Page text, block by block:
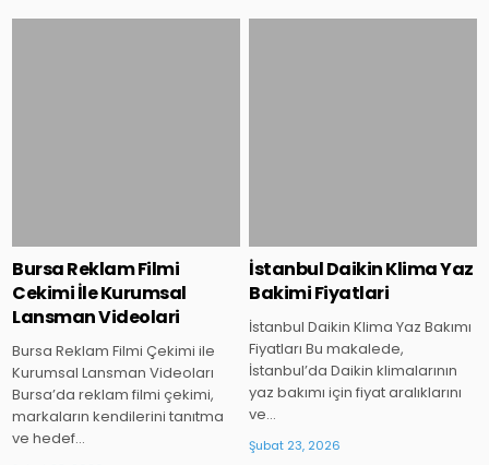
Bursa Reklam Filmi
Cekimi İle Kurumsal
Lansman Videolari
Bursa Reklam Filmi Çekimi ile
Kurumsal Lansman Videoları
Bursa’da reklam filmi çekimi,
markaların kendilerini tanıtma
ve hedef…
İstanbul Daikin Klima Yaz
Bakimi Fiyatlari
İstanbul Daikin Klima Yaz Bakımı
Fiyatları Bu makalede,
İstanbul’da Daikin klimalarının
yaz bakımı için fiyat aralıklarını
ve…
Şubat 23, 2026